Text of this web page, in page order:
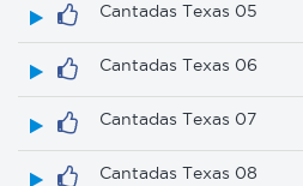
Cantadas Texas 05
Cantadas Texas 06
Cantadas Texas 07
Cantadas Texas 08